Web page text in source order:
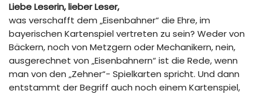
Liebe Leserin, lieber Leser,
was verschafft dem „Eisenbahner“ die Ehre, im
bayerischen Kartenspiel vertreten zu sein? Weder von
Bäckern, noch von Metzgern oder Mechanikern, nein,
ausgerechnet von „Eisenbahnern“ ist die Rede, wenn
man von den „Zehner“- Spielkarten spricht. Und dann
entstammt der Begriff auch noch einem Kartenspiel,